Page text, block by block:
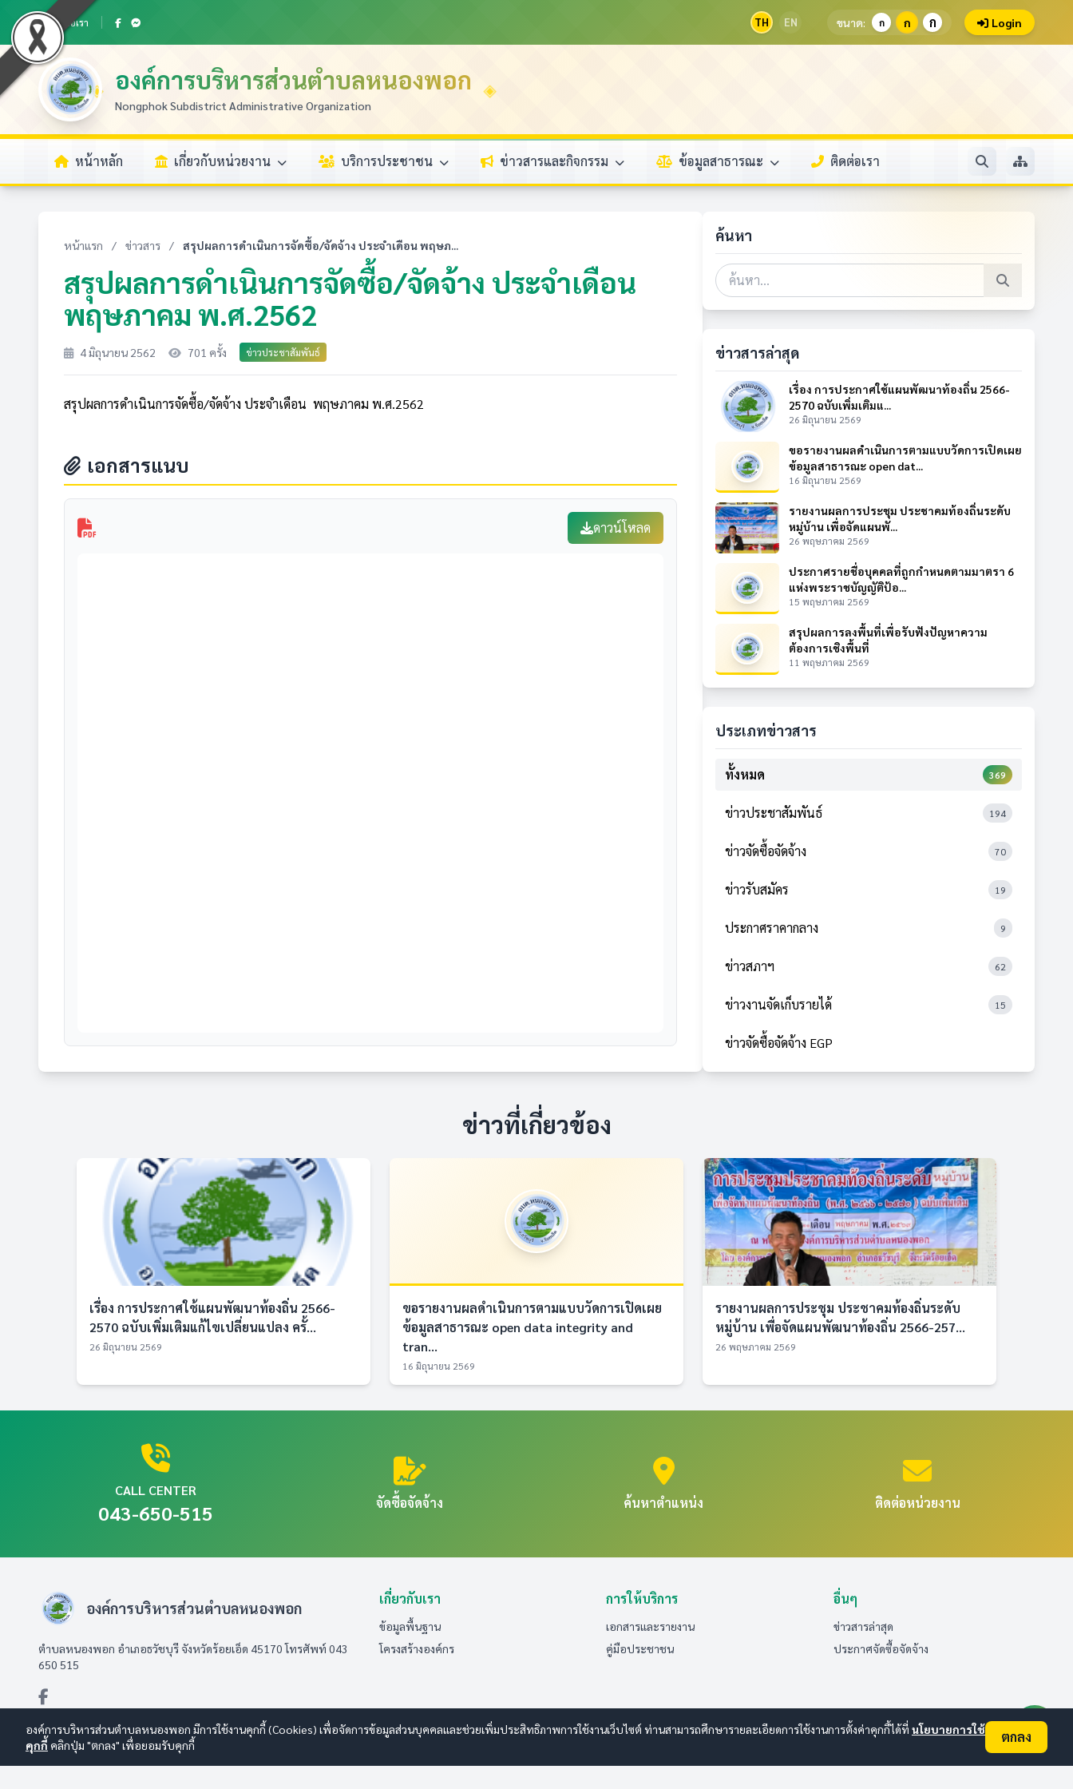
ติดต่อเรา TH EN ขนาด: ก ก ก Login
องค์การบริหารส่วนตำบลหนองพอก
Nongphok Subdistrict Administrative Organization
หน้าหลัก เกี่ยวกับหน่วยงาน บริการประชาชน ข่าวสารและกิจกรรม ข้อมูลสาธารณะ ติดต่อเรา
หน้าแรก / ข่าวสาร / สรุปผลการดำเนินการจัดซื้อ/จัดจ้าง ประจำเดือน พฤษภ...
สรุปผลการดำเนินการจัดซื้อ/จัดจ้าง ประจำเดือน
พฤษภาคม พ.ศ.2562
4 มิถุนายน 2562 701 ครั้ง ข่าวประชาสัมพันธ์
สรุปผลการดำเนินการจัดซื้อ/จัดจ้าง ประจำเดือน พฤษภาคม พ.ศ.2562
เอกสารแนบ
ดาวน์โหลด
ค้นหา
ข่าวสารล่าสุด
เรื่อง การประกาศใช้แผนพัฒนาท้องถิ่น 2566-
2570 ฉบับเพิ่มเติมแ...
26 มิถุนายน 2569
ขอรายงานผลดำเนินการตามแบบวัดการเปิดเผย
ข้อมูลสาธารณะ open dat...
16 มิถุนายน 2569
รายงานผลการประชุม ประชาคมท้องถิ่นระดับ
หมู่บ้าน เพื่อจัดแผนพั...
26 พฤษภาคม 2569
ประกาศรายชื่อบุคคลที่ถูกกำหนดตามมาตรา 6
แห่งพระราชบัญญัติป้อ...
15 พฤษภาคม 2569
สรุปผลการลงพื้นที่เพื่อรับฟังปัญหาความ
ต้องการเชิงพื้นที่
11 พฤษภาคม 2569
ประเภทข่าวสาร
ทั้งหมด 369
ข่าวประชาสัมพันธ์ 194
ข่าวจัดซื้อจัดจ้าง 70
ข่าวรับสมัคร 19
ประกาศราคากลาง 9
ข่าวสภาฯ 62
ข่าวงานจัดเก็บรายได้ 15
ข่าวจัดซื้อจัดจ้าง EGP
ข่าวที่เกี่ยวข้อง
เรื่อง การประกาศใช้แผนพัฒนาท้องถิ่น 2566-
2570 ฉบับเพิ่มเติมแก้ไขเปลี่ยนแปลง ครั้...
26 มิถุนายน 2569
ขอรายงานผลดำเนินการตามแบบวัดการเปิดเผย
ข้อมูลสาธารณะ open data integrity and
tran...
16 มิถุนายน 2569
รายงานผลการประชุม ประชาคมท้องถิ่นระดับ
หมู่บ้าน เพื่อจัดแผนพัฒนาท้องถิ่น 2566-257...
26 พฤษภาคม 2569
CALL CENTER
043-650-515 จัดซื้อจัดจ้าง ค้นหาตำแหน่ง ติดต่อหน่วยงาน
องค์การบริหารส่วนตำบลหนองพอก
ตำบลหนองพอก อำเภอธวัชบุรี จังหวัดร้อยเอ็ด 45170 โทรศัพท์ 043
650 515
เกี่ยวกับเรา
ข้อมูลพื้นฐาน
โครงสร้างองค์กร
การให้บริการ
เอกสารและรายงาน
คู่มือประชาชน
อื่นๆ
ข่าวสารล่าสุด
ประกาศจัดซื้อจัดจ้าง
องค์การบริหารส่วนตำบลหนองพอก มีการใช้งานคุกกี้ (Cookies) เพื่อจัดการข้อมูลส่วนบุคคลและช่วยเพิ่มประสิทธิภาพการใช้งานเว็บไซต์ ท่านสามารถศึกษารายละเอียดการใช้งานการตั้งค่าคุกกี้ได้ที่ นโยบายการใช้
คุกกี้ คลิกปุ่ม "ตกลง" เพื่อยอมรับคุกกี้ ตกลง